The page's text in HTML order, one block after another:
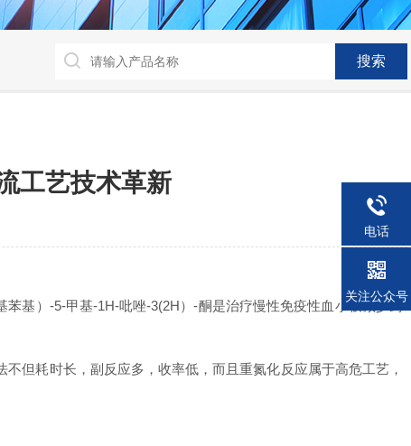
工艺技术革新
基）-5-甲基-1H-吡唑-3(2H）-酮是治疗慢性免疫性血小板减少药
但耗时长，副反应多，收率低，而且重氮化反应属于高危工艺，
电话
关注公众号